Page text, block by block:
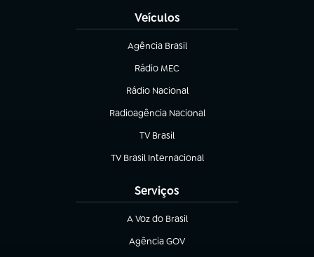
Veículos
Agência Brasil
(abre em nova aba)
Rádio MEC
Rádio Nacional
(abre em nova aba)
Radioagência Nacional
(abre em nova aba)
TV Brasil
(abre em nova aba)
TV Brasil Internacional
(abre em nova aba)
Serviços
A Voz do Brasil
(abre em nova aba)
Agência GOV
(abre em nova aba)